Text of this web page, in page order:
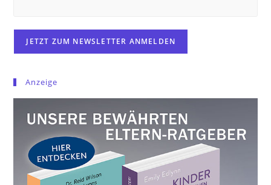
Anzeige